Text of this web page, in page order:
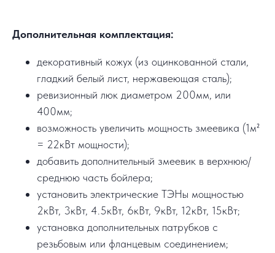
Дополнительная комплектация:
декоративный кожух (из оцинкованной стали,
гладкий белый лист, нержавеющая сталь);
ревизионный люк диаметром 200мм, или
400мм;
возможность увеличить мощность змеевика (1м²
= 22кВт мощности);
добавить дополнительный змеевик в верхнюю/
среднюю часть бойлера;
установить электрические ТЭНы мощностью
2кВт, 3кВт, 4.5кВт, 6кВт, 9кВт, 12кВт, 15кВт;
установка дополнительных патрубков с
резьбовым или фланцевым соединением;